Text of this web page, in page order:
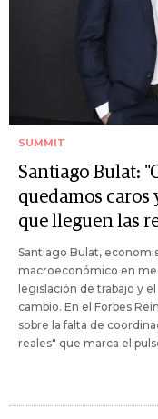
SUMMIT
Santiago Bulat:
quedamos caros
que lleguen las
Santiago Bulat,
macroeconómico en
legislación de trabajo y
cambio. En el Forbes
sobre la falta de
reales" que marca el